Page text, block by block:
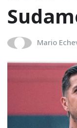
Mario